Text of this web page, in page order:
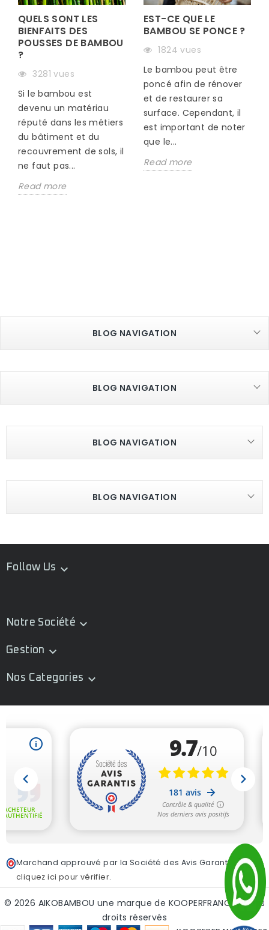
QUELS SONT LES
BIENFAITS DES
POUSSES DE BAMBOU
?
3281 vues
Si le bambou est
devenu un matériau
réputé dans les métiers
du bâtiment et du
recouvrement de sols, il
ne faut pas...
Read more
EST-CE QUE LE
BAMBOU SE PONCE ?
1824 vues
Le bambou peut être
poncé afin de rénover
et de restaurer sa
surface. Cependant, il
est important de noter
que le...
Read more
BLOG NAVIGATION
BLOG NAVIGATION
BLOG NAVIGATION
BLOG NAVIGATION
Follow Us 
Notre Société 
Gestion 
Nos Categories 
Marchand approuvé par la Société des Avis Garantis,
cliquez ici pour vérifier.
© 2026 AIKOBAMBOU une marque de KOOPERFRANCE - tous
droits réservés